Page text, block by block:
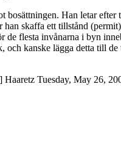
bosättningen. Han letar
skaffa ett tillstånd
de flesta invånarna i byn
och kanske lägga detta till
Tuesday, May 26,